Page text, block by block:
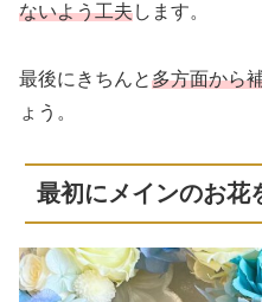
ないよう工夫します。
最後にきちんと多方面から
ょう。
最初にメインのお花